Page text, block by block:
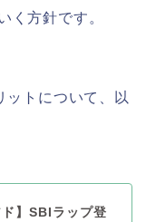
く方針です。
ットについて、以
ド】SBIラップ登